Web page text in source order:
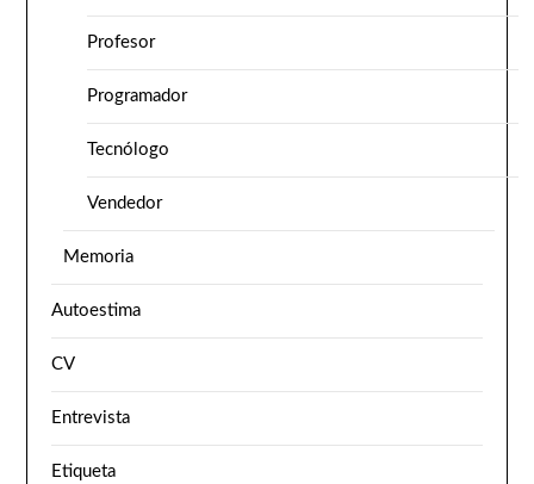
Profesor
Programador
Tecnólogo
Vendedor
Memoria
Autoestima
CV
Entrevista
Etiqueta